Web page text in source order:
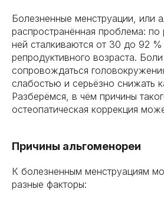
Болезненные менструации, или
распространённая проблема:
ней сталкиваются от 30 до 92
репродуктивного возраста.
сопровождаться
слабостью и серьёзно снижать
Разберёмся, в чём причины
остеопатическая коррекция
Причины альгоменореи
К болезненным менструациям
разные факторы: